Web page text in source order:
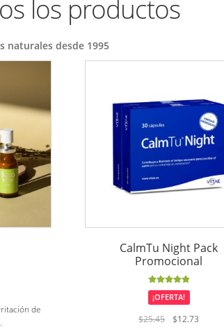
los productos
desde 1995
de
CalmTu Night Pack
Promocional
Valorado
con
¡OFERTA!
$25.45
El$12.73